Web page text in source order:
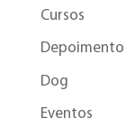
Cursos
Depoimento
Dog
Eventos